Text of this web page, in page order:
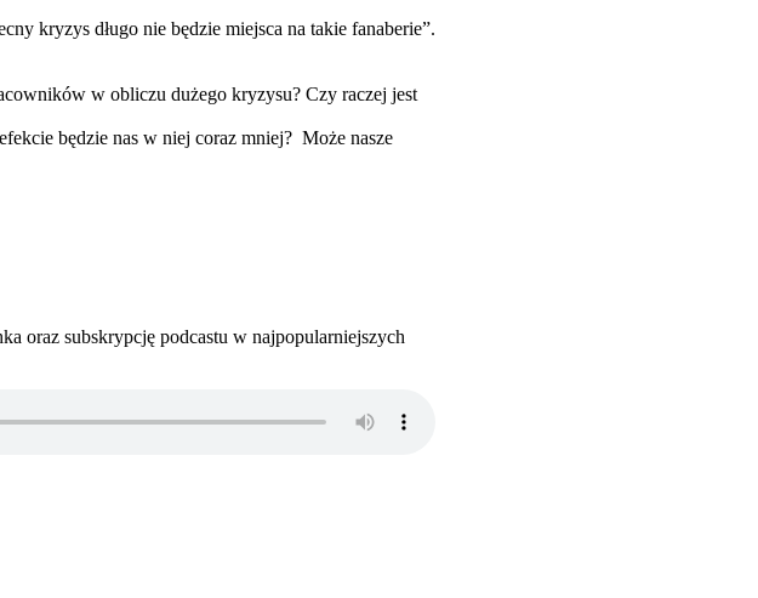
kryzys długo nie będzie miejsca na takie fanaberie”.
w obliczu dużego kryzysu? Czy raczej jest
będzie nas w niej coraz mniej? Może nasze
oraz subskrypcję podcastu w najpopularniejszych